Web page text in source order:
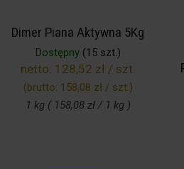
Dimer Piana Aktywna 5Kg
Dostępny(15 szt.)
netto: 128,52 zł / szt.
(brutto: 158,08 zł / szt.)
1 kg ( 158,08 zł / 1 kg )